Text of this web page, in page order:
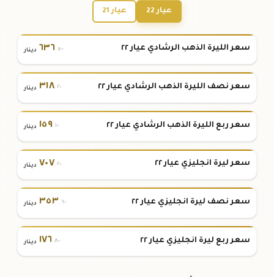
عيار 22 عيار 21
سعر الليرة الذهب الرشادي عيار ٢٢ ٦٣٦.٥٠ دينار
سعر نصف الليرة الذهب الرشادي عيار ٢٢ ٣١٨.٢٠ دينار
سعر ربع الليرة الذهب الرشادي عيار ٢٢ ١٥٩.١٠ دينار
سعر ليرة انجليزي عيار ٢٢ ٧٠٧.٢٠ دينار
سعر نصف ليرة انجليزي عيار ٢٢ ٣٥٣.٦٠ دينار
سعر ربع ليرة انجليزي عيار ٢٢ ١٧٦.٨٠ دينار